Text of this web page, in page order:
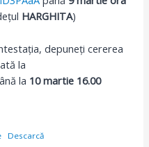
HARGHITA)
depuneți cererea
la
la 10 martie 16.00
Descarcă